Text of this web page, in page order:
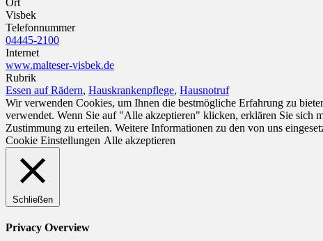
Visbek
Telefonnummer
04445-2100
Internet
www.malteser-visbek.de
Rubrik
Essen auf Rädern, Hauskrankenpflege, Hausnotruf
Wir verwenden Cookies, um Ihnen die bestmögliche Erfahrung zu
verwendet. Wenn Sie auf "Alle akzeptieren" klicken, erklären Sie sich
Zustimmung zu erteilen. Weitere Informationen zu den von uns
Cookie Einstellungen Alle akzeptieren
Schließen
Privacy Overview